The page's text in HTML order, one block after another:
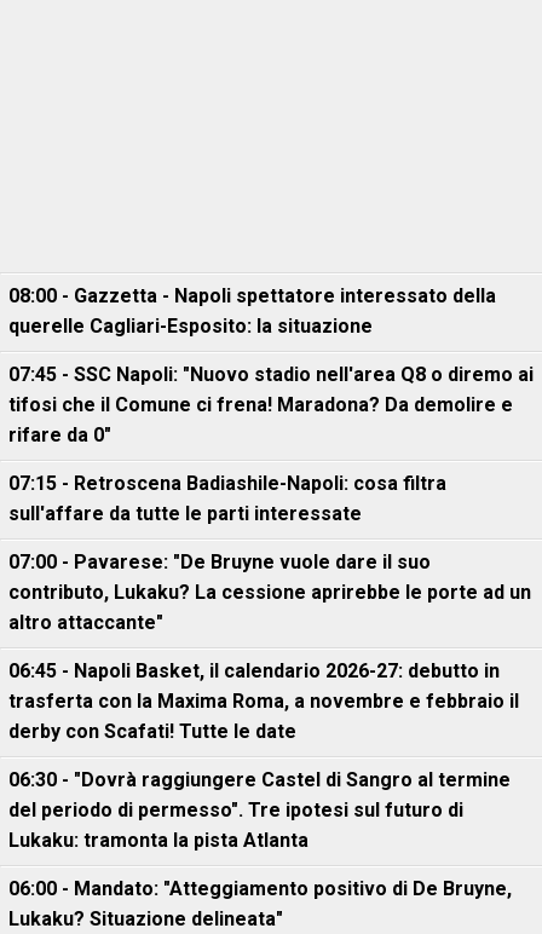
08:00 - Gazzetta - Napoli spettatore interessato della
querelle Cagliari-Esposito: la situazione
07:45 - SSC Napoli: "Nuovo stadio nell'area Q8 o diremo ai
tifosi che il Comune ci frena! Maradona? Da demolire e
rifare da 0"
07:15 - Retroscena Badiashile-Napoli: cosa filtra
sull'affare da tutte le parti interessate
07:00 - Pavarese: "De Bruyne vuole dare il suo
contributo, Lukaku? La cessione aprirebbe le porte ad un
altro attaccante"
06:45 - Napoli Basket, il calendario 2026-27: debutto in
trasferta con la Maxima Roma, a novembre e febbraio il
derby con Scafati! Tutte le date
06:30 - "Dovrà raggiungere Castel di Sangro al termine
del periodo di permesso". Tre ipotesi sul futuro di
Lukaku: tramonta la pista Atlanta
06:00 - Mandato: "Atteggiamento positivo di De Bruyne,
Lukaku? Situazione delineata"